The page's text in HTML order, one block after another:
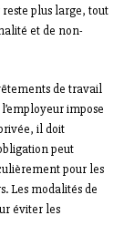
plus large, tout
et de non-
de travail
impose
il doit
peut
pour les
Les modalités de
éviter les